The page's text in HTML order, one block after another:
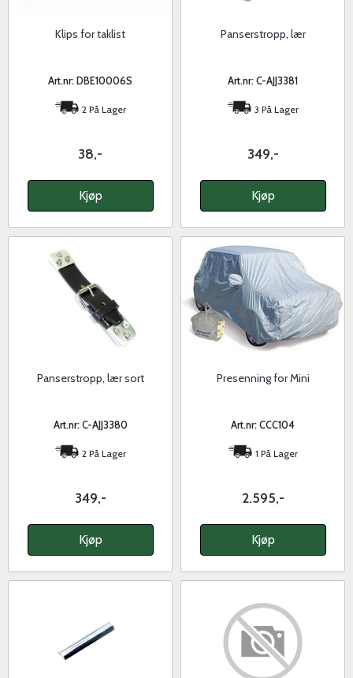
Klips for taklist
Art.nr: DBE10006S
2 På Lager
38,-
Kjøp
Panserstropp, lær
Art.nr: C-AJJ3381
3 På Lager
349,-
Kjøp
Panserstropp, lær sort
Art.nr: C-AJJ3380
2 På Lager
349,-
Kjøp
Presenning for Mini
Art.nr: CCC104
1 På Lager
2.595,-
Kjøp